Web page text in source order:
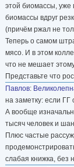
этой биомассы, уже
биомассы вдруг
(причём ржал не
Теперь о самом
мясо. И в этом
что не мешает
Представьте что
Павлов:
на заметку: если
А вообще
тысяч человек и
Плюс частые
слабая книжка, без